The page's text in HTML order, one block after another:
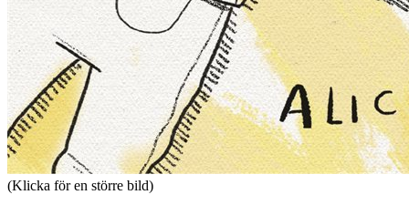
(Klicka för en större bild)